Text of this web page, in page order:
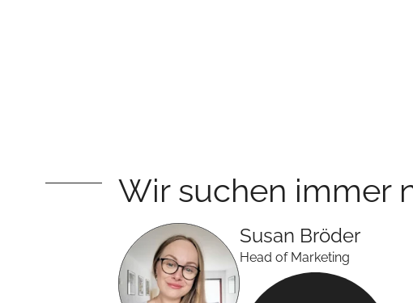
Wir suchen immer
Susan Bröder
Head of Marketing